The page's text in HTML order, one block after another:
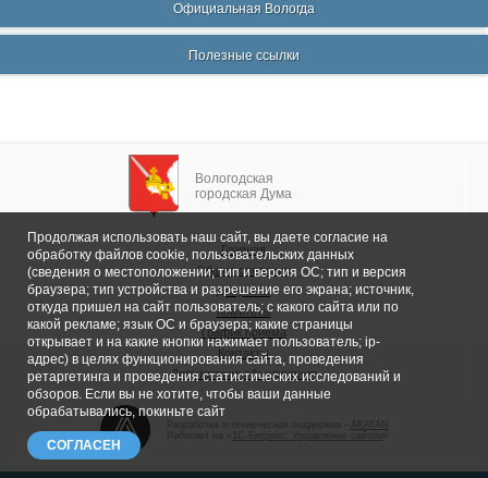
Официальная Вологда
Полезные ссылки
Вологодская
городская Дума
Главная
Общие сведения
Депутаты
Комитеты
График приема
Контакты
Депутатские объединения
1С-Битрикс: Управление сайтом
Продолжая использовать наш сайт, вы даете согласие на
обработку файлов cookie, пользовательских данных
(сведения о местоположении; тип и версия ОС; тип и версия
браузера; тип устройства и разрешение его экрана; источник,
откуда пришел на сайт пользователь; с какого сайта или по
какой рекламе; язык ОС и браузера; какие страницы
открывает и на какие кнопки нажимает пользователь; ip-
адрес) в целях функционирования сайта, проведения
ретаргетинга и проведения статистических исследований и
обзоров. Если вы не хотите, чтобы ваши данные
обрабатывались, покиньте сайт
СОГЛАСЕН